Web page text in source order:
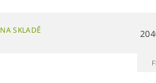
NA SKLADĚ